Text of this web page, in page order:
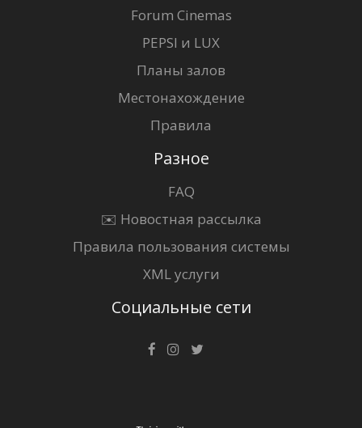
Forum Cinemas
PEPSI и LUX
Планы залов
Местонахождение
Правила
Разное
FAQ
✉️ Новостная рассылка
Правила пользования системы
XML услуги
Социальные сети